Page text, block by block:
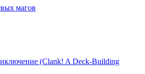
магов
(Clank! A Deck-Building